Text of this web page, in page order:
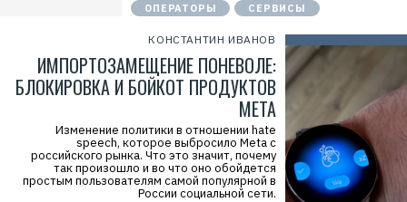
ОПЕРАТОРЫ
СЕРВИСЫ
КОНСТАНТИН ИВАНОВ
ИМПОРТОЗАМЕЩЕНИЕ ПОНЕВОЛЕ:
БЛОКИРОВКА И БОЙКОТ ПРОДУКТОВ
META
Изменение политики в отношении hate
speech, которое выбросило Meta с
российского рынка. Что это значит, почему
так произошло и во что оно обойдется
простым пользователям самой популярной в
России социальной сети.